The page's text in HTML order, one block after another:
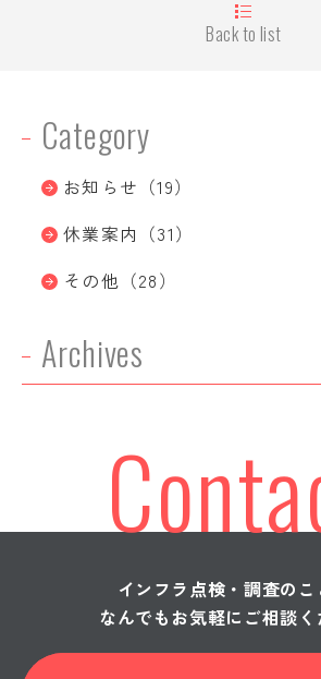
Category
お知らせ（19）
休業案内（31）
その他（28）
Archives
Back to list
インフラ点検・調査のこ
なんでもお気軽にご相談く